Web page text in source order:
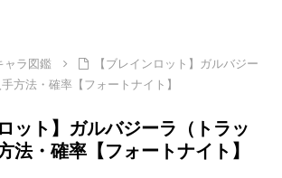
ャラ図鑑
【ブレインロット】ガルバジー
方法・確率【フォートナイト】
ット】ガルバジーラ（トラッ
法・確率【フォートナイト】